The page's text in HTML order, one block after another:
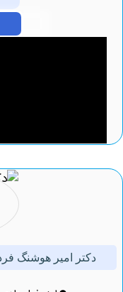
امیر هوشنگ فردین